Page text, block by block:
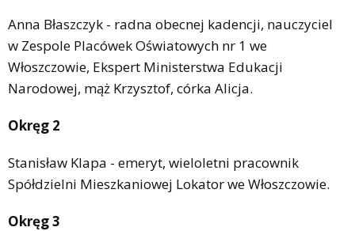
Anna Błaszczyk - radna obecnej kadencji, nauczyciel
w Zespole Placówek Oświatowych nr 1 we
Włoszczowie, Ekspert Ministerstwa Edukacji
Narodowej, mąż Krzysztof, córka Alicja.
Okręg 2
Stanisław Klapa - emeryt, wieloletni pracownik
Spółdzielni Mieszkaniowej Lokator we Włoszczowie.
Okręg 3